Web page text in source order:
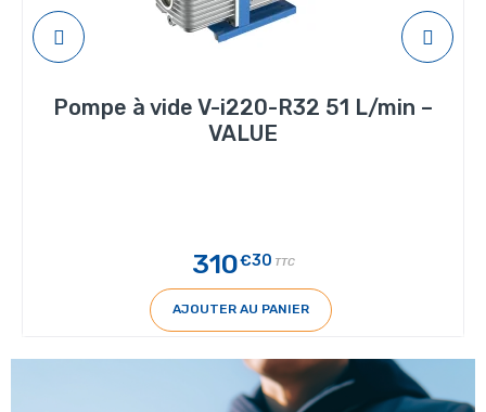
Pompe à vide V-i220-R32 51 L/min –
VALUE
310€30 TTC
AJOUTER AU PANIER